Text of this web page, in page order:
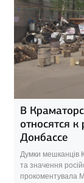
В
относятся
Донбассе
Думки мешканців
та значення
прокоментувала